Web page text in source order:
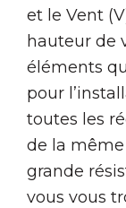
et le Vent
hauteur de
éléments
pour
toutes les
de la
grande
vous vous